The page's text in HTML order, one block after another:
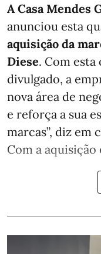
A Casa Mendes
anunciou esta
aquisição da
Diese. Com
divulgado, a
nova área de
e reforça a sua
marcas”, diz em
Com a aquisição